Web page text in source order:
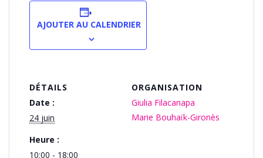
AJOUTER AU CALENDRIER
DÉTAILS
Date :
24 juin
Heure :
10:00 - 18:00
ORGANISATION
Giulia Filacanapa
Marie Bouhaïk-Gironès